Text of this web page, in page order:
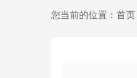
您当前的位置： 首页